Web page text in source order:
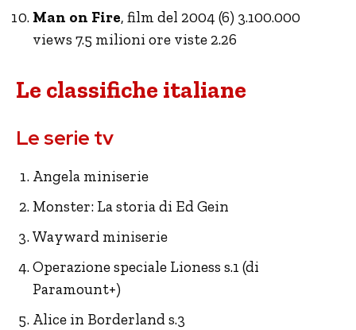
Man on Fire, film del 2004 (6) 3.100.000
views 7.5 milioni ore viste 2.26
Le classifiche italiane
Le serie tv
Angela miniserie
Monster: La storia di Ed Gein
Wayward miniserie
Operazione speciale Lioness s.1 (di
Paramount+)
Alice in Borderland s.3